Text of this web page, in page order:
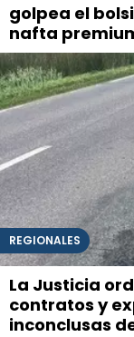
golpea el
nafta
REGIONALES
La Justicia
contratos y
inconclusas